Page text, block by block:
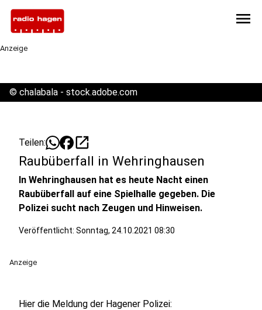
menu
Anzeige
© chalabala - stock.adobe.com
Teilen: open_in_new
Raubüberfall in Wehringhausen
In Wehringhausen hat es heute Nacht einen
Raubüberfall auf eine Spielhalle gegeben. Die
Polizei sucht nach Zeugen und Hinweisen.
Veröffentlicht: Sonntag, 24.10.2021 08:30
Anzeige
Hier die Meldung der Hagener Polizei: